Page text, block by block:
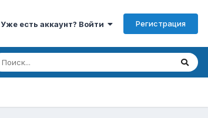
Уже есть аккаунт? Войти Регистрация